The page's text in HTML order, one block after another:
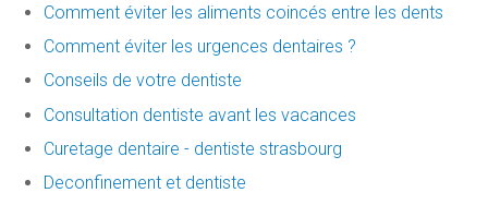
Comment éviter les aliments coincés entre les dents
Comment éviter les urgences dentaires ?
Conseils de votre dentiste
Consultation dentiste avant les vacances
Curetage dentaire - dentiste strasbourg
Deconfinement et dentiste